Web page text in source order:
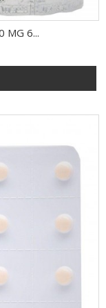
MG 6...